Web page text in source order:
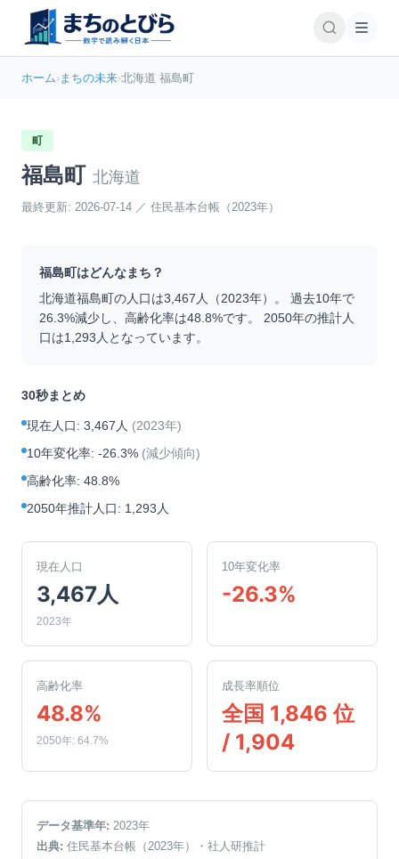
ホーム›まちの未来›北海道 福島町
町
福島町 北海道
最終更新: 2026-07-14 ／ 住民基本台帳（2023年）
福島町はどんなまち？
北海道福島町の人口は3,467 人（2023年）。 過去10年で
26.3%減少し、高齢化率は48.8%です。 2050年の推計人
口は1,293 人となっています。
30秒まとめ
現在人口: 3,467人 (2023年)
10年変化率: -26.3% (減少傾向)
高齢化率: 48.8%
2050年推計人口: 1,293人
現在人口
3,467人
2023年
10年変化率
-26.3%
高齢化率
48.8%
2050年: 64.7%
成長率順位
全国 1,846 位
/ 1,904
データ基準年: 2023年
出典: 住民基本台帳（2023年）
・社人研推計